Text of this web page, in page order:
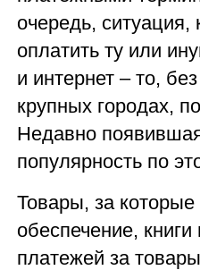
очередь, ситуация,
оплатить ту или
и интернет – то,
крупных городах,
Недавно
популярность по
Товары, за
обеспечение,
платежей за